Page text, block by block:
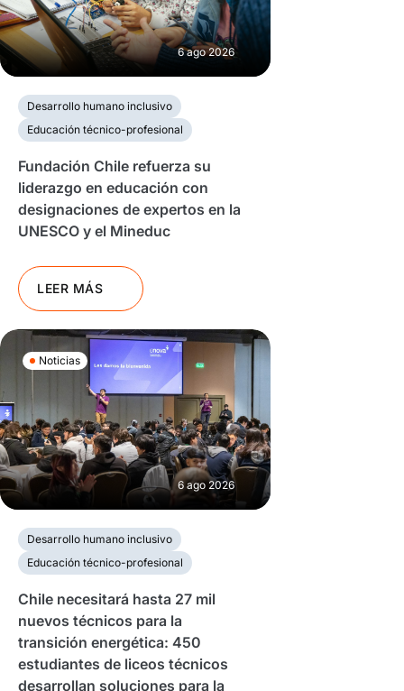
6 ago 2026
Desarrollo humano inclusivo
Educación técnico-profesional
Fundación Chile refuerza su
liderazgo en educación con
designaciones de expertos en la
UNESCO y el Mineduc
LEER MÁS
Noticias
6 ago 2026
Desarrollo humano inclusivo
Educación técnico-profesional
Chile necesitará hasta 27 mil
nuevos técnicos para la
transición energética: 450
estudiantes de liceos técnicos
desarrollan soluciones para la